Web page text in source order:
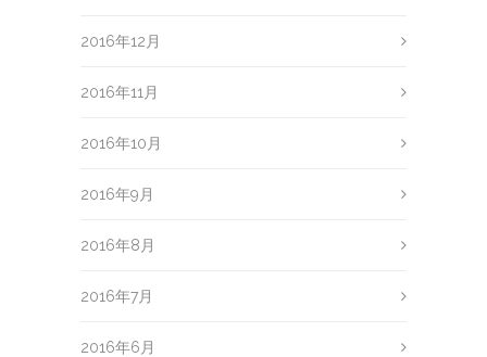
2016年12月
2016年11月
2016年10月
2016年9月
2016年8月
2016年7月
2016年6月